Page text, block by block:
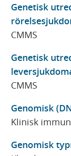
Genetisk
CMMS
Genetisk
CMMS
Genomisk
Klinisk
Genomisk